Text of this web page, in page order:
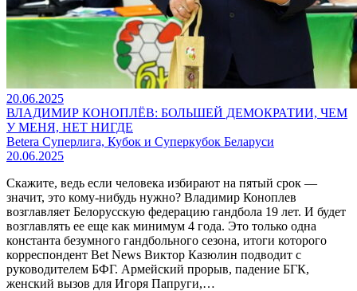
20.06.2025
ВЛАДИМИР КОНОПЛЁВ: БОЛЬШЕЙ ДЕМОКРАТИИ, ЧЕМ
У МЕНЯ, НЕТ НИГДЕ
Betera Суперлига, Кубок и Суперкубок Беларуси
20.06.2025
Скажите, ведь если человека избирают на пятый срок —
значит, это кому-нибудь нужно? Владимир Коноплев
возглавляет Белорусскую федерацию гандбола 19 лет. И будет
возглавлять ее еще как минимум 4 года. Это только одна
константа безумного гандбольного сезона, итоги которого
корреспондент Bet News Виктор Казюлин подводит с
руководителем БФГ. Армейский прорыв, падение БГК,
женский вызов для Игоря Папруги,…